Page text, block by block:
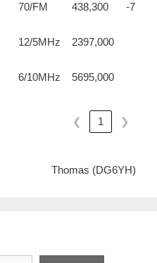
70/FM 438,300 -7,6
12/5MHz 2397,000
6/10MHz 5695,000
❮ 1 ❯
Thomas (DG6YH)